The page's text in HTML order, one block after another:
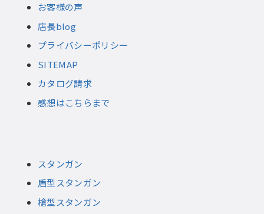
お客様の声
店長blog
プライバシーポリシー
SITEMAP
カタログ請求
感想はこちらまで
スタンガン
盾型スタンガン
槍型スタンガン